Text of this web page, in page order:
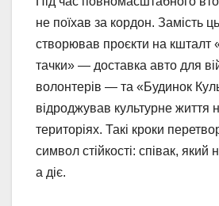
не поїхав за кордон. Замість
створював проєкти на
тачки» — доставка авто для
волонтерів — та «Будинок
відроджував культурне життя
територіях. Такі кроки
символ стійкості: співак, який
а діє.